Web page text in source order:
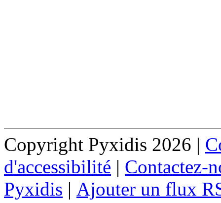
Copyright Pyxidis 2026 |
d'accessibilité | Contactez-
Pyxidis | Ajouter un flux